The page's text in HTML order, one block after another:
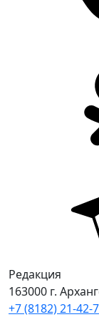
Редакция
163000 г.
+7 (8182) 21-42-